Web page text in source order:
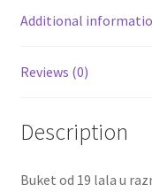
Rakija
Poklon
Additional
Reviews (0)
Description
Buket od 19 lala u